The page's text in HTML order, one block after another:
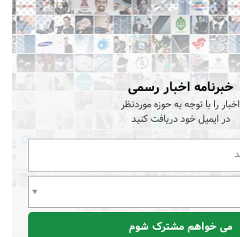
خبرنامه اخبار رسمی
اخبار را با توجه به حوزه موردنظر
در ایمیل خود دریافت کنید
می خواهم مشترک شوم